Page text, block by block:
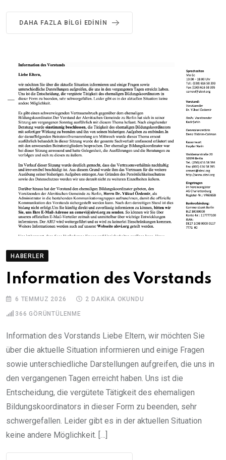
DAHA FAZLA BILGI EDININ
HABERLER
Information des Vorstands
6 TEMMUZ 2026 2 DAKIKA OKUNDU
366 GÖRÜNTÜLENME
Information des Vorstands Liebe Eltern, wir möchten Sie
über die aktuelle Situation informieren und einige Fragen
sowie unterschiedliche Darstellungen aufgreifen, die uns in
den vergangenen Tagen erreicht haben. Uns ist die
Entscheidung, die vergütete Tätigkeit des ehemaligen
Bildungskoordinators in dieser Form zu beenden, sehr
schwergefallen. Leider gibt es in der aktuellen Situation
keine andere Möglichkeit. […]